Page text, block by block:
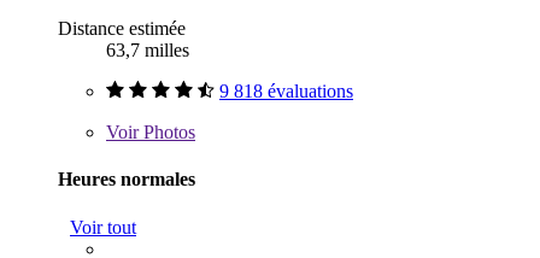
Distance estimée
63,7 milles
9 818 évaluations
VoirPhotos
Heures normales
Voir tout